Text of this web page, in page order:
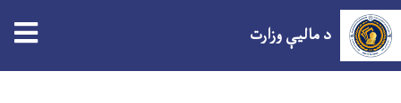
د مالیې وزارت